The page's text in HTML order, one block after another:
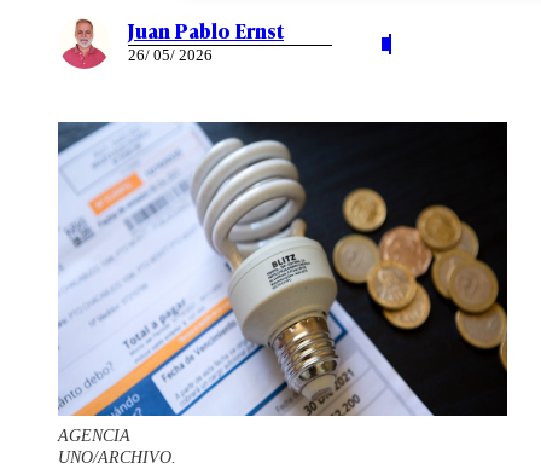
Juan Pablo Ernst
26/ 05/ 2026
AGENCIA
UNO/ARCHIVO.